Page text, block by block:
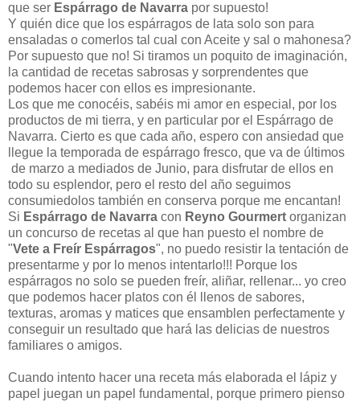
que ser Espárrago de Navarra por supuesto!
Y quién dice que los espárragos de lata solo son para
ensaladas o comerlos tal cual con Aceite y sal o mahonesa?
Por supuesto que no! Si tiramos un poquito de imaginación,
la cantidad de recetas sabrosas y sorprendentes que
podemos hacer con ellos es impresionante.
Los que me conocéis, sabéis mi amor en especial, por los
productos de mi tierra, y en particular por el Espárrago de
Navarra. Cierto es que cada año, espero con ansiedad que
llegue la temporada de espárrago fresco, que va de últimos
de marzo a mediados de Junio, para disfrutar de ellos en
todo su esplendor, pero el resto del año seguimos
consumiedolos también en conserva porque me encantan!
Si Espárrago de Navarra con Reyno Gourmert organizan
un concurso de recetas al que han puesto el nombre de
"Vete a Freír Espárragos", no puedo resistir la tentación de
presentarme y por lo menos intentarlo!!! Porque los
espárragos no solo se pueden freír, aliñar, rellenar... yo creo
que podemos hacer platos con él llenos de sabores,
texturas, aromas y matices que ensamblen perfectamente y
conseguir un resultado que hará las delicias de nuestros
familiares o amigos.
Cuando intento hacer una receta más elaborada el lápiz y
papel juegan un papel fundamental, porque primero pienso